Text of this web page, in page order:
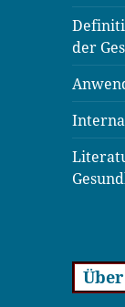
der